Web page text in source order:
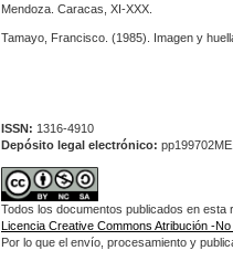
Mendoza. Caracas, XI-XXX.
Tamayo, Francisco. (1985). Imagen y
ISSN: 1316-4910
Depósito legal electrónico:
Todos los documentos publicados en esta
Licencia Creative Commons Atribución -
Por lo que el envío, procesamiento y